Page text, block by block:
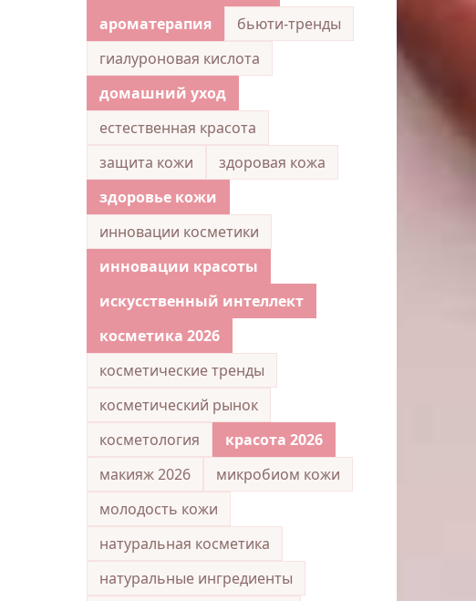
ароматерапия
бьюти-тренды
гиалуроновая кислота
домашний уход
естественная красота
защита кожи
здоровая кожа
здоровье кожи
инновации косметики
инновации красоты
искусственный интеллект
косметика 2026
косметические тренды
косметический рынок
косметология
красота 2026
макияж 2026
микробиом кожи
молодость кожи
натуральная косметика
натуральные ингредиенты